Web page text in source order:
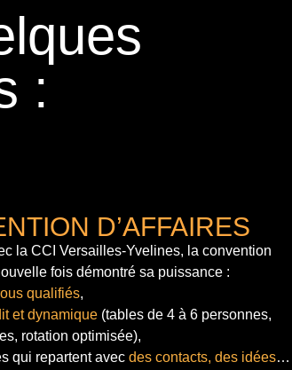
:
D’AFFAIRES
la CCI Versailles-Yvelines, la convention
fois démontré sa puissance :
qualifiés,
et dynamique (tables de 4 à 6 personnes,
rotation optimisée),
qui repartent avec des contacts, des idées…